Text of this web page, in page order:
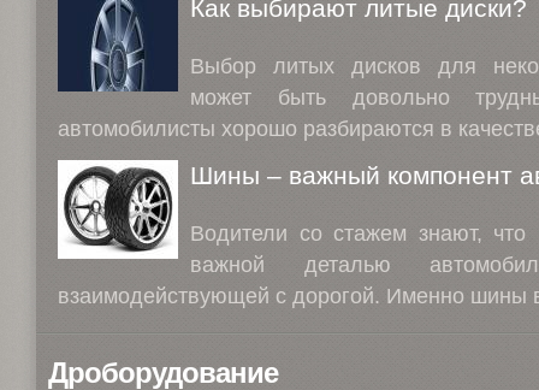
Как выбирают литые диски?
Выбор литых дисков для
может быть довольно
автомобилисты хорошо разбираются в
Шины – важный компонент
Водители со стажем знают,
важной деталью
взаимодействующей с дорогой. Именно шины
Дроборудование